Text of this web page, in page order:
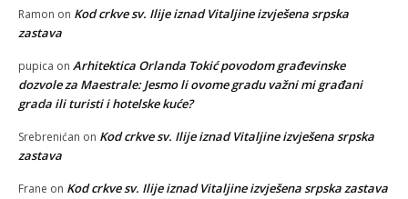
Ramon on Kod crkve sv. Ilije iznad Vitaljine izvješena srpska
zastava
pupica on Arhitektica Orlanda Tokić povodom građevinske
dozvole za Maestrale: Jesmo li ovome gradu važni mi građani
grada ili turisti i hotelske kuće?
Srebrenićan on Kod crkve sv. Ilije iznad Vitaljine izvješena srpska
zastava
Frane on Kod crkve sv. Ilije iznad Vitaljine izvješena srpska zastava